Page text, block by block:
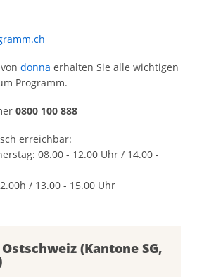
donna erhalten Sie alle wichtigen
Programm.
0800 100 888
erreichbar:
08.00 - 12.00 Uhr / 14.00 -
/ 13.00 - 15.00 Uhr
(Kantone SG,